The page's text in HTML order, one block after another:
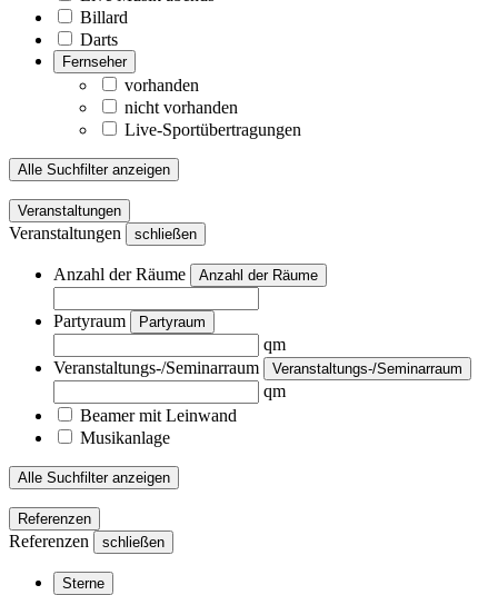
Billard
Darts
Fernseher
vorhanden
nicht vorhanden
Live-Sportübertragungen
Alle Suchfilter anzeigen
Veranstaltungen
Veranstaltungen schließen
Anzahl der Räume Anzahl der Räume
Partyraum Partyraum
qm
Veranstaltungs-/Seminarraum
Veranstaltungs-/Seminarraum
qm
Beamer mit Leinwand
Musikanlage
Alle Suchfilter anzeigen
Referenzen
Referenzen schließen
Sterne